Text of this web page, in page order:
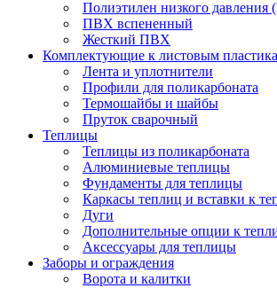
Полиэтилен низкого
ПВХ вспененный
Жесткий ПВХ
Комплектующие к листовым
Лента и уплотнители
Профили для поликарбоната
Термошайбы и шайбы
Пруток сварочный
Теплицы
Теплицы из поликарбоната
Алюминиевые теплицы
Фундаменты для теплицы
Каркасы теплиц и вставки к
Дуги
Дополнительные опции к
Аксессуары для теплицы
Заборы и ограждения
Ворота и калитки